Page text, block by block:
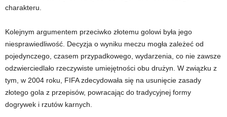
charakteru.
Kolejnym argumentem przeciwko złotemu golowi była jego
niesprawiedliwość. Decyzja o wyniku meczu mogła zależeć od
pojedynczego, czasem przypadkowego, wydarzenia, co nie zawsze
odzwierciedlało rzeczywiste umiejętności obu drużyn. W związku z
tym, w 2004 roku, FIFA zdecydowała się na usunięcie zasady
złotego gola z przepisów, powracając do tradycyjnej formy
dogrywek i rzutów karnych.